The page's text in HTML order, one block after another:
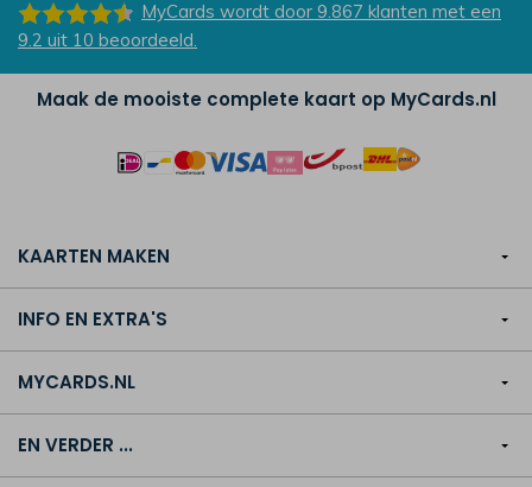
MyCards wordt door 9.867 klanten met een
9.2 uit 10 beoordeeld.
Maak de mooiste complete kaart op MyCards.nl
KAARTEN MAKEN
INFO EN EXTRA'S
MYCARDS.NL
EN VERDER ...